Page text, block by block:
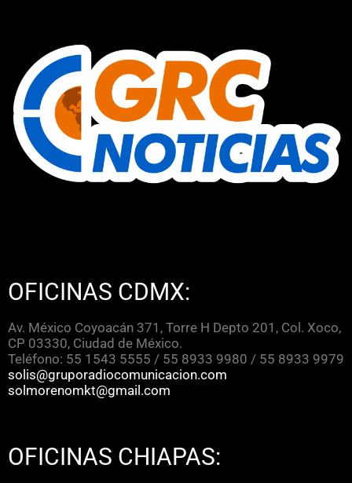
OFICINAS CDMX:
Av. México Coyoacán 371, Torre H Depto 201, Col. Xoco,
CP 03330, Ciudad de México.
Teléfono: 55 1543 5555 / 55 8933 9980 / 55 8933 9979
solis@gruporadiocomunicacion.com
solmorenomkt@gmail.com
OFICINAS CHIAPAS: